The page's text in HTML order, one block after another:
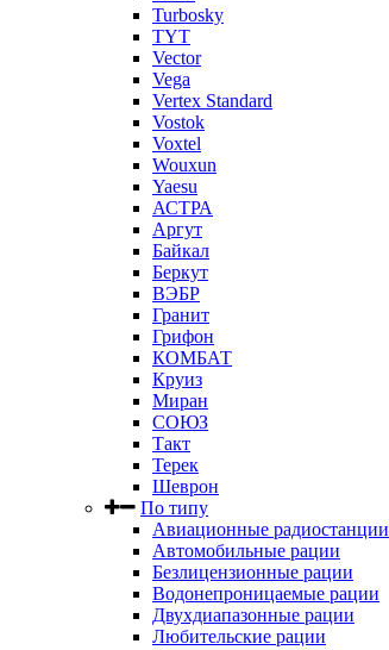
Turbosky
TYT
Vector
Vega
Vertex Standard
Vostok
Voxtel
Wouxun
Yaesu
АСТРА
Аргут
Байкал
Беркут
ВЭБР
Гранит
Грифон
КОМБАТ
Круиз
Миран
СОЮЗ
Такт
Терек
Шеврон
По типу
Авиационные радиостанции
Автомобильные рации
Безлицензионные рации
Водонепроницаемые рации
Двухдиапазонные рации
Любительские рации